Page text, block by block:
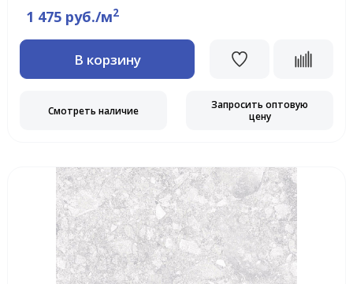
1 475 руб./м2
В корзину
Смотреть наличие
Запросить оптовую
цену